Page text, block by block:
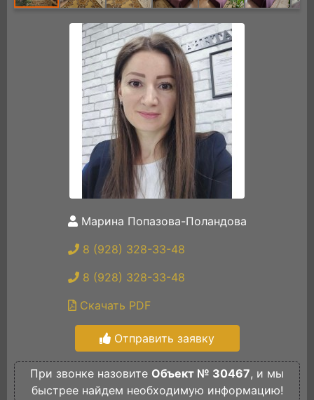
Марина Попазова-Поландова
8 (928) 328-33-48
8 (928) 328-33-48
Скачать PDF
Отправить заявку
При звонке назовите Объект № 30467, и мы
быстрее найдем необходимую информацию!